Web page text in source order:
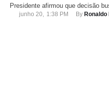
Presidente afirmou que decisão
junho 20 1:38 PM By Ronaldo